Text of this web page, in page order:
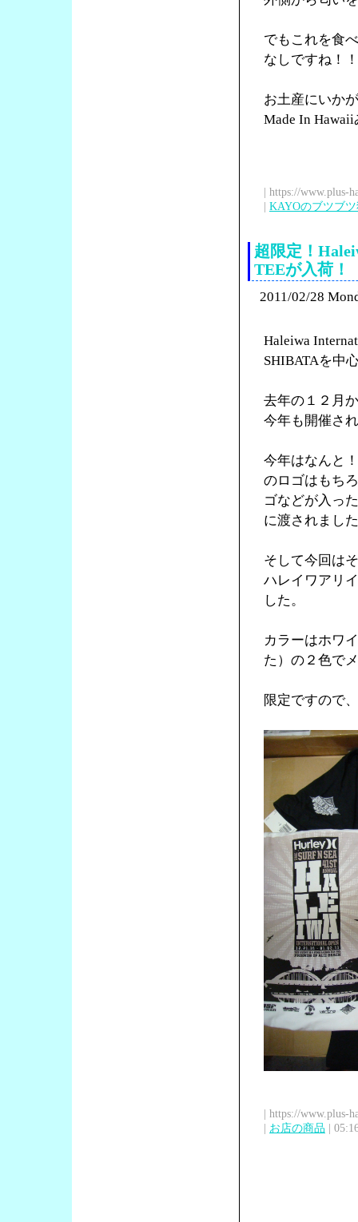
でもこれを食
なしですね！
お土産にいか
Made In
| https://www.plus-
| KAYOのブツブ
超限定！
TEEが入荷！
2011/02/28
Haleiwa
SHIBATAを中
去年の１２月
今年も開催さ
今年はなんと
のロゴはもち
ゴなどが入っ
に渡されまし
そして今回は
ハレイワアリ
した。
カラーはホワ
た）の２色で
限定ですので
| https://www.plus-
| お店の商品 |